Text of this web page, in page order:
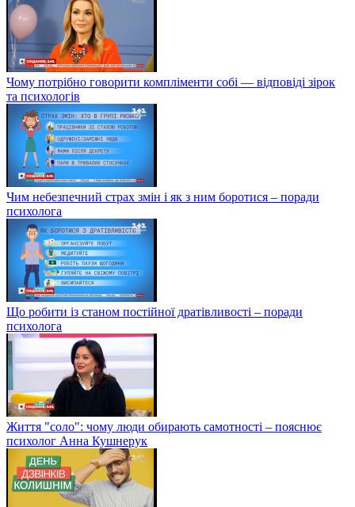
Чому потрібно говорити компліменти собі — відповіді зірок
та психологів
Чим небезпечний страх змін і як з ним боротися – поради
психолога
Що робити із станом постійної дратівливості – поради
психолога
Життя "соло": чому люди обирають самотності – пояснює
психолог Анна Кушнерук